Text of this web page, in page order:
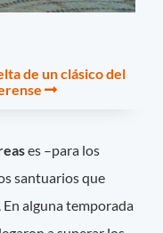
de un clásico del
es –para los
santuarios que
alguna temporada